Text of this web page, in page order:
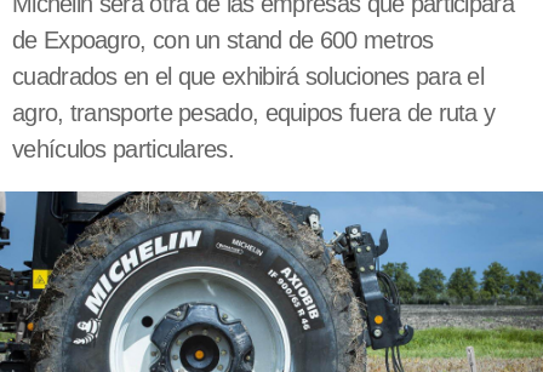
de Expoagro, con un stand de 600 metros
cuadrados en el que exhibirá soluciones para el
agro, transporte pesado, equipos fuera de ruta y
vehículos particulares.